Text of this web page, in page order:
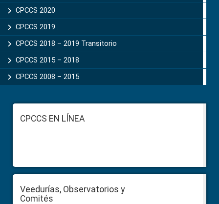
CPCCS 2020
CPCCS 2019 .
CPCCS 2018 – 2019 Transitorio
CPCCS 2015 – 2018
CPCCS 2008 – 2015
FooterCPCCS EN LÍNEA
Veedurías, Observatorios y
Comités